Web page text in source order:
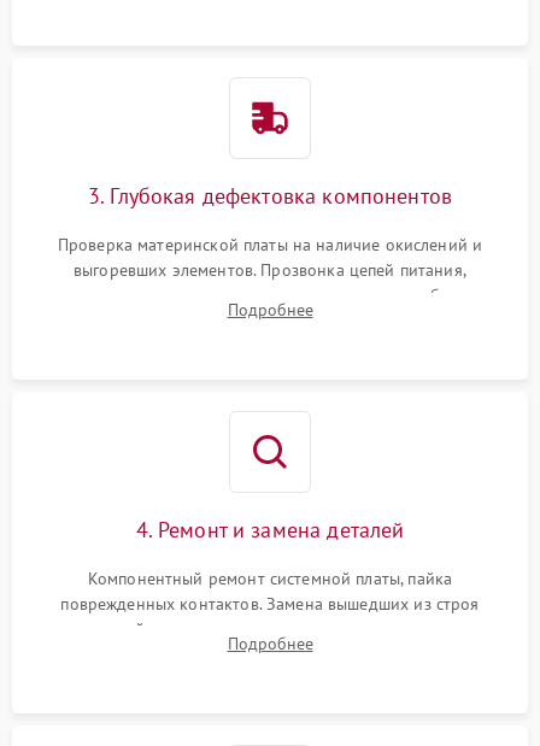
3. Глубокая дефектовка компонентов
Проверка материнской платы на наличие окислений и
выгоревших элементов. Прозвонка цепей питания,
тестирование приводных моторов колес и турбины
всасывания. Оценка состояния оптических и инфракрасных
Подробнее
4. Ремонт и замена деталей
Компонентный ремонт системной платы, пайка
поврежденных контактов. Замена вышедших из строя
двигателей, изношенного аккумулятора, неисправного
лидара или помпы подачи воды. Восстановление шлейфов и
Подробнее